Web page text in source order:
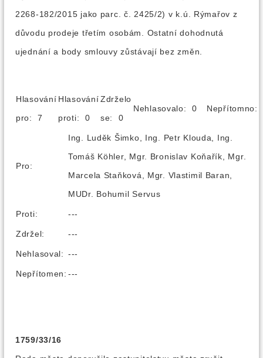
2268-182/2015 jako parc. č. 2425/2) v k.ú. Rýmařov z
důvodu prodeje třetím osobám. Ostatní dohodnutá
ujednání a body smlouvy zůstávají bez změn.
Hlasování
pro: 7
Hlasování
proti: 0
Zdrželo
se: 0
Nehlasovalo: 0
Pro:
Ing. Luděk Šimko, Ing. Petr Klouda, Ing.
Tomáš Köhler, Mgr. Bronislav Koňařík, Mgr.
Marcela Staňková, Mgr. Vlastimil Baran,
MUDr. Bohumil Servus
Proti: ---
Zdržel: ---
Nehlasoval: ---
Nepřítomen: ---
1759/33/16